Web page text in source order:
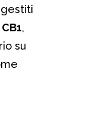
gestiti
CB1,
su